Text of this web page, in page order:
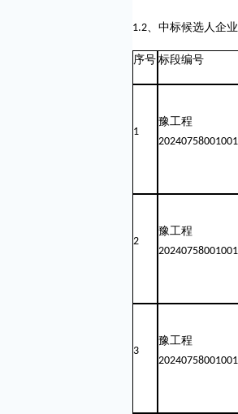
1.2、中标候选人企
序号 标段编号
1
豫工程
20240758001001
2
豫工程
20240758001001
3
豫工程
20240758001001